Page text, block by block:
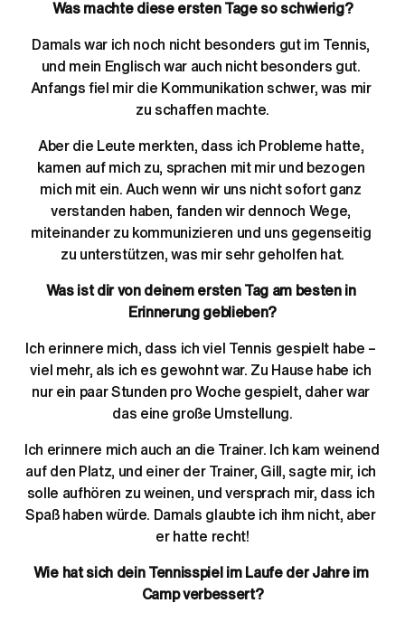
Was machte diese ersten Tage so schwierig?
Damals war ich noch nicht besonders gut im Tennis,
und mein Englisch war auch nicht besonders gut.
Anfangs fiel mir die Kommunikation schwer, was mir
zu schaffen machte.
Aber die Leute merkten, dass ich Probleme hatte,
kamen auf mich zu, sprachen mit mir und bezogen
mich mit ein. Auch wenn wir uns nicht sofort ganz
verstanden haben, fanden wir dennoch Wege,
miteinander zu kommunizieren und uns gegenseitig
zu unterstützen, was mir sehr geholfen hat.
Was ist dir von deinem ersten Tag am besten in
Erinnerung geblieben?
Ich erinnere mich, dass ich viel Tennis gespielt habe –
viel mehr, als ich es gewohnt war. Zu Hause habe ich
nur ein paar Stunden pro Woche gespielt, daher war
das eine große Umstellung.
Ich erinnere mich auch an die Trainer. Ich kam weinend
auf den Platz, und einer der Trainer, Gill, sagte mir, ich
solle aufhören zu weinen, und versprach mir, dass ich
Spaß haben würde. Damals glaubte ich ihm nicht, aber
er hatte recht!
Wie hat sich dein Tennisspiel im Laufe der Jahre im
Camp verbessert?